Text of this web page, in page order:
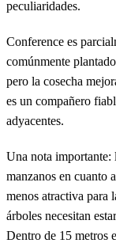
peculiaridades.
Conference es
comúnmente
pero la cosecha
es un compañero
adyacentes.
Una nota importante:
manzanos en cuanto
menos atractiva para
árboles necesitan
Dentro de 15 metros